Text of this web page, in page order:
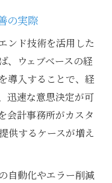
の実際
ンド技術を活用した
、ウェブベースの経
導入することで、経
迅速な意思決定が可
会計事務所がカスタ
供するケースが増え
自動化やエラー削減